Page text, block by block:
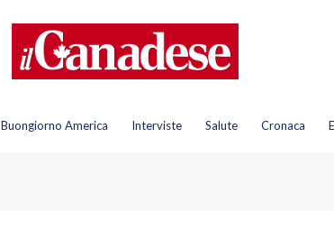
Buongiorno America Interviste Salute Cronaca